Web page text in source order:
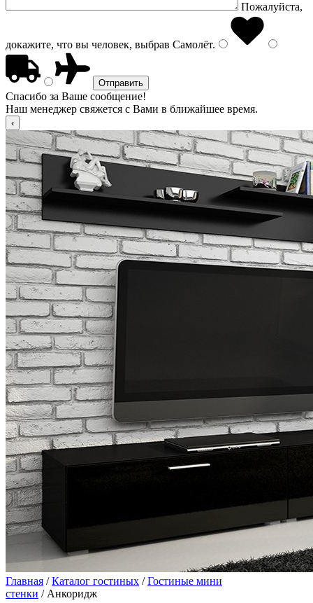
Пожалуйста,
докажите, что вы человек, выбрав Самолёт.
Спасибо за Ваше сообщение!
Наш менеджер свяжется с Вами в ближайшее время.
Главная /Каталог гостиных /Гостиные мини
стенки / Анкоридж